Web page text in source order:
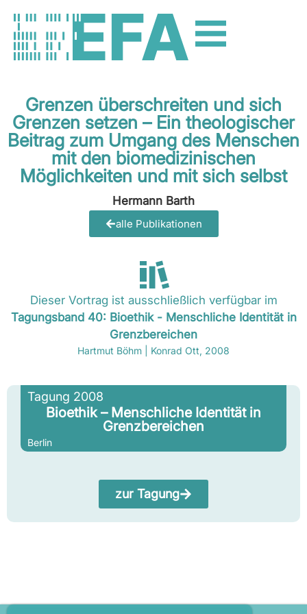
Grenzen überschreiten und sich
Grenzen setzen – Ein theologischer
Beitrag zum Umgang des Menschen
mit den biomedizinischen
Möglichkeiten und mit sich selbst
Hermann Barth
alle Publikationen
Dieser Vortrag ist ausschließlich verfügbar im
Tagungsband 40: Bioethik - Menschliche Identität in
Grenzbereichen
Hartmut Böhm | Konrad Ott, 2008
Tagung 2008
Bioethik – Menschliche Identität in
Grenzbereichen
Berlin
zur Tagung